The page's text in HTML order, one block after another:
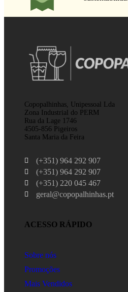
Copopalhinhas, Unipessoal Lda
Zona Industrial do PERM
Rua da Lage 1746
4505-856 Pigeiros
Santa Maria da Feira
(+351) 964 292 907
(+351) 964 292 907
(+351) 220 045 467
geral@copopalhinhas.pt
ACESSO RÁPIDO
Sobre nós
Promoções
Mais Vendidos